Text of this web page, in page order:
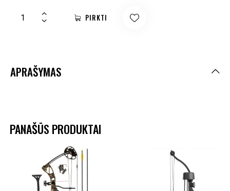
PIRKTI
APRAŠYMAS
PANAŠŪS PRODUKTAI